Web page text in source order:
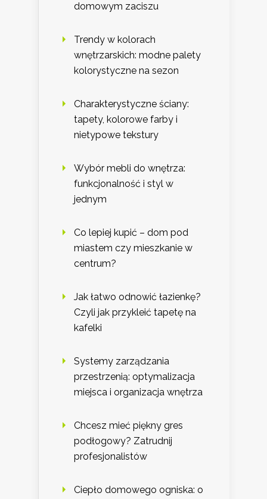
domowym zaciszu
Trendy w kolorach
wnętrzarskich: modne palety
kolorystyczne na sezon
Charakterystyczne ściany:
tapety, kolorowe farby i
nietypowe tekstury
Wybór mebli do wnętrza:
funkcjonalność i styl w
jednym
Co lepiej kupić – dom pod
miastem czy mieszkanie w
centrum?
Jak łatwo odnowić łazienkę?
Czyli jak przykleić tapetę na
kafelki
Systemy zarządzania
przestrzenią: optymalizacja
miejsca i organizacja wnętrza
Chcesz mieć piękny gres
podłogowy? Zatrudnij
profesjonalistów
Ciepło domowego ogniska: o